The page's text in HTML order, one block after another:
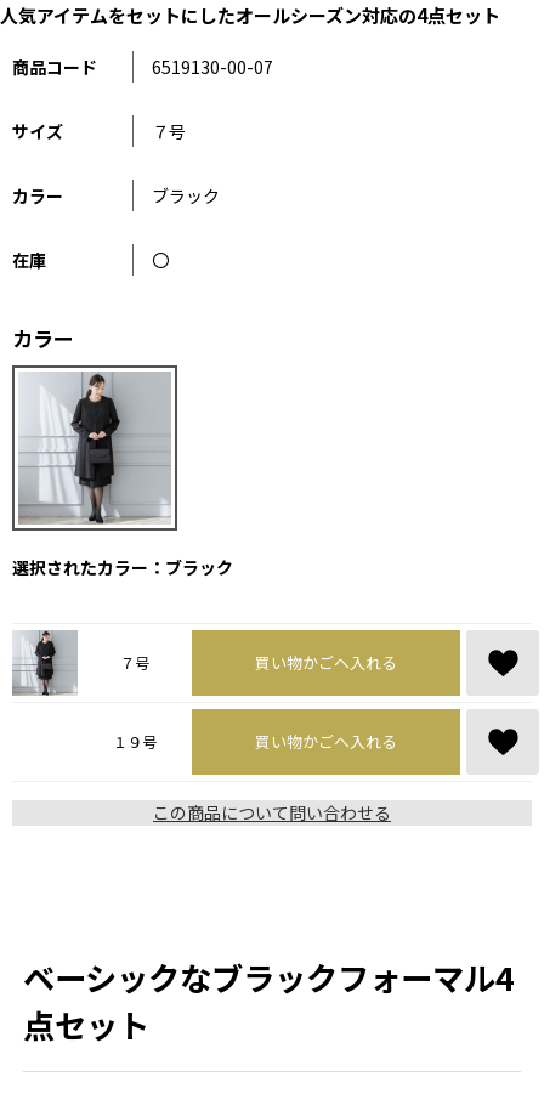
人気アイテムをセットにしたオールシーズン対応の4点セット
商品コード 6519130-00-07
サイズ ７号
カラー ブラック
在庫 〇
カラー
選択されたカラー：ブラック
７号 買い物かごへ入れる
１９号 買い物かごへ入れる
この商品について問い合わせる
ベーシックなブラックフォーマル4
点セット